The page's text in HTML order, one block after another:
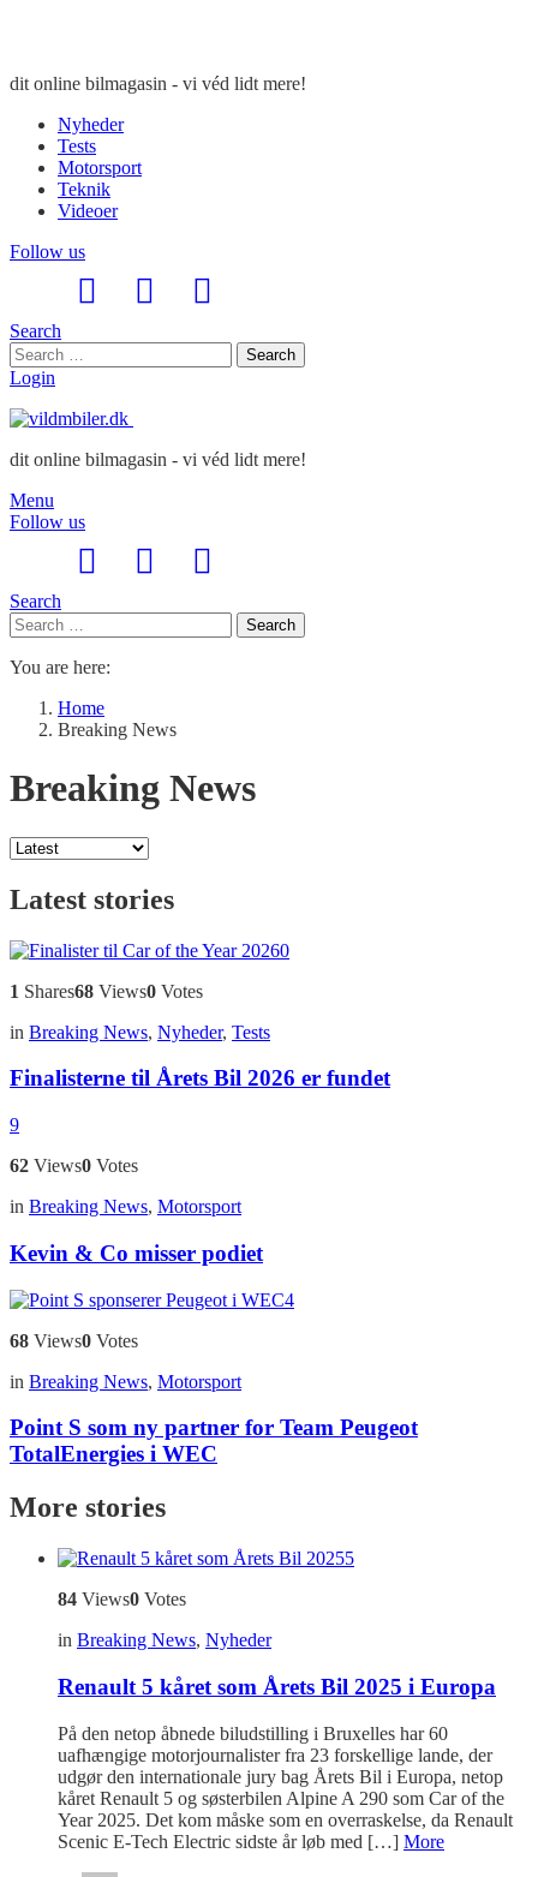
dit online bilmagasin - vi véd lidt mere!
Nyheder
Tests
Motorsport
Teknik
Videoer
Follow us
Search
Search
for:
Search
Login
dit online bilmagasin - vi véd lidt mere!
Menu
Follow us
Search
Search
for:
Search
You are here:
Home
Breaking News
Breaking News
Latest stories
0
1 Shares68 Views0 Votes
in Breaking News, Nyheder, Tests
Finalisterne til Årets Bil 2026 er fundet
9
62 Views0 Votes
in Breaking News, Motorsport
Kevin & Co misser podiet
4
68 Views0 Votes
in Breaking News, Motorsport
Point S som ny partner for Team Peugeot
TotalEnergies i WEC
More stories
5
84 Views0 Votes
in Breaking News, Nyheder
Renault 5 kåret som Årets Bil 2025 i Europa
På den netop åbnede biludstilling i Bruxelles har 60
uafhængige motorjournalister fra 23 forskellige lande, der
udgør den internationale jury bag Årets Bil i Europa, netop
kåret Renault 5 og søsterbilen Alpine A 290 som Car of the
Year 2025. Det kom måske som en overraskelse, da Renault
Scenic E-Tech Electric sidste år løb med […] More